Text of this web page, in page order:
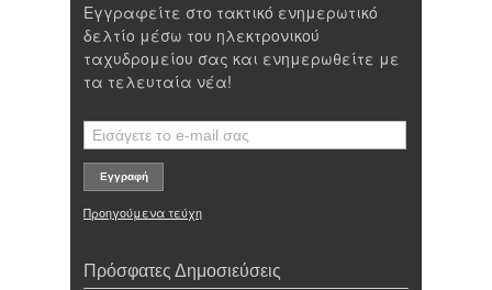
Εγγραφείτε στο τακτικό ενημερωτικό
δελτίο μέσω του ηλεκτρονικού
ταχυδρομείου σας και ενημερωθείτε με
τα τελευταία νέα!
Προηγούμενα τεύχη
Πρόσφατες Δημοσιεύσεις